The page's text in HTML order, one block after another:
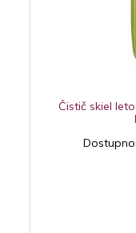
Čistič skiel